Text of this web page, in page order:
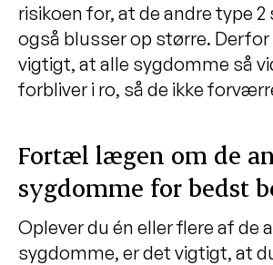
risikoen for, at de andre type
også blusser op større.
vigtigt, at alle sygdomme så
forbliver i ro, så de ikke
Fortæl lægen om de
sygdomme for bedst
Oplever du én eller flere af de
sygdomme, er det vigtigt, at